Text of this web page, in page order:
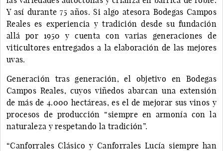
Y así durante 75 años. Si algo atesora Bodegas Campos
Reales es experiencia y tradición desde su fundación
allá por 1950 y cuenta con varias generaciones de
viticultores entregados a la elaboración de las mejores
uvas.
Generación tras generación, el objetivo en Bodegas
Campos Reales, cuyos viñedos abarcan una extensión
de más de 4.000 hectáreas, es el de mejorar sus vinos y
procesos de producción “siempre en armonía con la
naturaleza y respetando la tradición”.
“Canforrales Clásico y Canforrales Lucía siempre han